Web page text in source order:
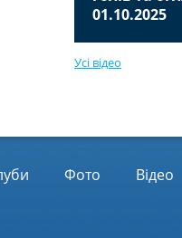
01.10.2025
Усі відео
Фото Відео